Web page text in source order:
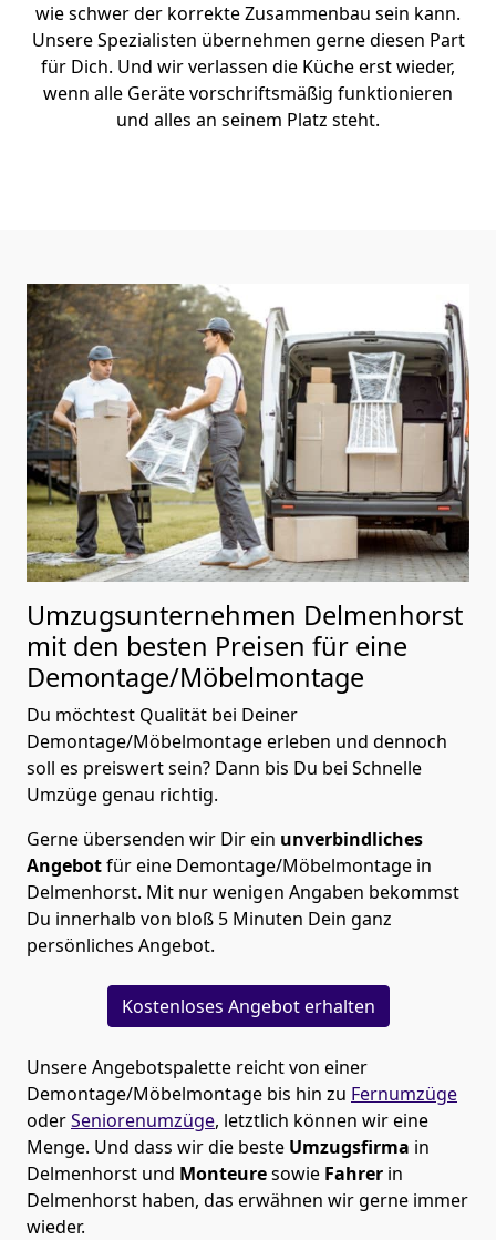
wie schwer der korrekte Zusammenbau sein kann.
Unsere Spezialisten übernehmen gerne diesen Part
für Dich. Und wir verlassen die Küche erst wieder,
wenn alle Geräte vorschriftsmäßig funktionieren
und alles an seinem Platz steht.
Umzugsunternehmen Delmenhorst
mit den besten Preisen für eine
Demontage/Möbelmontage
Du möchtest Qualität bei Deiner
Demontage/Möbelmontage erleben und dennoch
soll es preiswert sein? Dann bis Du bei Schnelle
Umzüge genau richtig.
Gerne übersenden wir Dir ein unverbindliches
Angebotfür eine Demontage/Möbelmontage in
Delmenhorst. Mit nur wenigen Angaben bekommst
Du innerhalb von bloß 5 Minuten Dein ganz
persönliches Angebot.
Kostenloses Angebot erhalten
Unsere Angebotspalette reicht von einer
Demontage/Möbelmontage bis hin zu Fernumzüge
oderSeniorenumzüge, letztlich können wir eine
Menge. Und dass wir die beste Umzugsfirma in
Delmenhorst und Monteuresowie Fahrer in
Delmenhorst haben, das erwähnen wir gerne immer
wieder.